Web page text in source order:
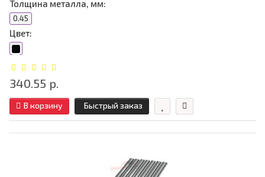
Толщина металла, мм:
0.45
Цвет:
340.55 р.
В корзину Быстрый заказ